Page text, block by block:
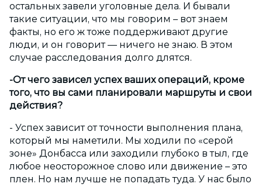
остальных завели уголовные дела. И бывали
такие ситуации, что мы говорим – вот знаем
факты, но его ж тоже поддерживают другие
люди, и он говорит — ничего не знаю. В этом
случае расследования долго длятся.
-От чего зависел успех ваших операций, кроме
того, что вы сами планировали маршруты и свои
действия?
- Успех зависит от точности выполнения плана,
который мы наметили. Мы ходили по «серой
зоне» Донбасса или заходили глубоко в тыл, где
любое неосторожное слово или движение – это
плен. Но нам лучше не попадать туда. У нас было